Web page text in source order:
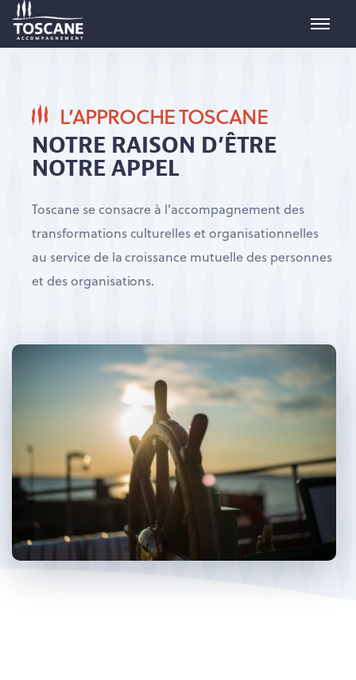
L’APPROCHE TOSCANE
NOTRE RAISON D’ÊTRE
NOTRE APPEL
Toscane se consacre à l’accompagnement des
transformations culturelles et organisationnelles
au service de la croissance mutuelle des personnes
et des organisations.